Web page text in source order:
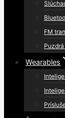
FM
Wearables